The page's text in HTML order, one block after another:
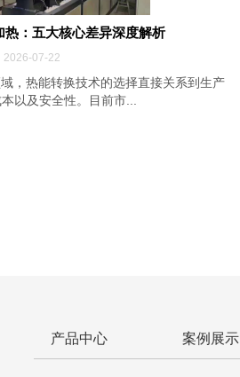
热：五大核心差异深度解析
2026-07-22
，热能转换技术的选择直接关系到生产
以及安全性。目前市...
产品中心 案例展示